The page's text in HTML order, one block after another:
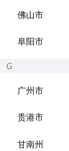
佛山市
阜阳市
G
广州市
贵港市
甘南州